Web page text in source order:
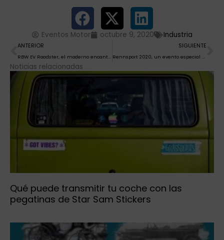
Eventos Motor octubre 9, 2020 Industria
Ant
ANTERIOR
RBW EV Roadster, el moderno encanto de un clásico eléctrico
SIGUIENTE
Rennsport 2020, un evento especial Porsche de aficionados para aficionados
Noticias relacionadas
Qué puede transmitir tu coche con las
pegatinas de Star Sam Stickers